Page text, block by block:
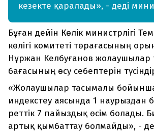
кезекте қаралады», - деді
Бұған дейін Көлік министрлігі
көлігі комитеті төрағасының
Нұржан Келбуғанов жолаушылар
бағасының өсу себептерін
«Жолаушылар тасымалы
индекстеу аясында 1 наурыздан
реттік 7 пайыздық өсім болады.
артық қымбаттау болмайды», -